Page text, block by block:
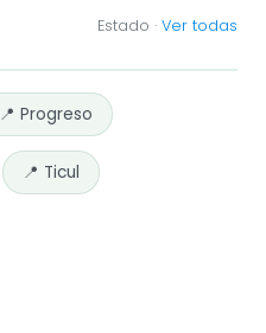
Estado · Ver todas
📍 Progreso
📍 Ticul